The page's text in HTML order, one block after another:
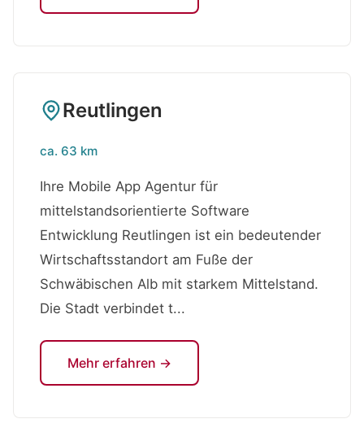
Reutlingen
ca. 63 km
Ihre Mobile App Agentur für
mittelstandsorientierte Software
Entwicklung Reutlingen ist ein bedeutender
Wirtschaftsstandort am Fuße der
Schwäbischen Alb mit starkem Mittelstand.
Die Stadt verbindet t...
Mehr erfahren →